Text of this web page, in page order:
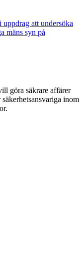
uppdrag att undersöka
mäns syn på
göra säkrare affärer
inom